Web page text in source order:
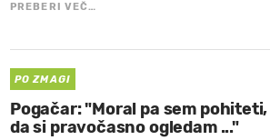
PREBERI VEČ…
PO ZMAGI
Pogačar: "Moral pa sem pohiteti,
da si pravočasno ogledam ..."